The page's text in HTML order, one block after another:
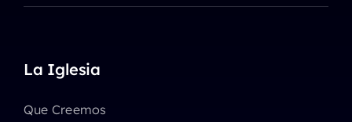
La Iglesia
Que Creemos